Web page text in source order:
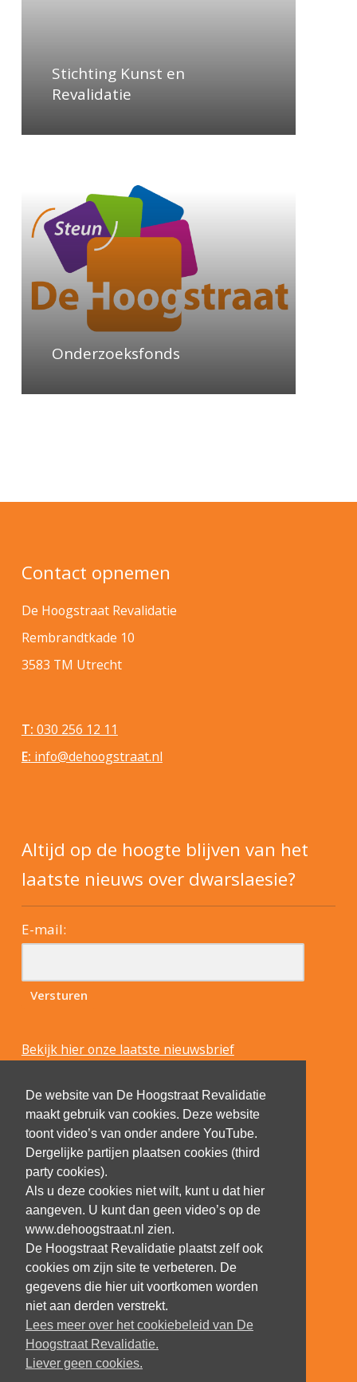
De website van De Hoogstraat Revalidatie
maakt gebruik van cookies. Deze website
toont video’s van onder andere YouTube.
Dergelijke partijen plaatsen cookies (third
party cookies).
Als u deze cookies niet wilt, kunt u dat hier
aangeven. U kunt dan geen video’s op de
www.dehoogstraat.nl zien.
De Hoogstraat Revalidatie plaatst zelf ook
cookies om zijn site te verbeteren. De
gegevens die hier uit voortkomen worden
niet aan derden verstrekt.
Lees meer over het cookiebeleid van De
Hoogstraat Revalidatie.
Liever geen cookies.
Stichting Kunst en
Revalidatie
Onderzoeksfonds
Contact opnemen
De Hoogstraat Revalidatie
Rembrandtkade 10
3583 TM Utrecht
T: 030 256 12 11
E: info@dehoogstraat.nl
Altijd op de hoogte blijven van het
laatste nieuws over dwarslaesie?
E-mail:
Bekijk hier onze laatste nieuwsbrief